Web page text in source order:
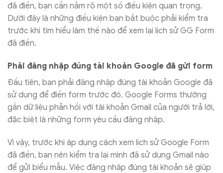
đã điền, bạn cần nắm rõ một số điều kiện quan trọng.
Dưới đây là những điều kiện bạn bắt buộc phải kiểm tra
trước khi tìm hiểu làm thế nào để xem lại lịch sử GG Form
đã điền.
Phải đăng nhập đúng tài khoản Google đã gửi form
Đầu tiên, bạn phải đăng nhập đúng tài khoản Google đã
sử dụng để điền form trước đó. Google Forms thường
gắn dữ liệu phản hồi với tài khoản Gmail của người trả lời,
đặc biệt là những form yêu cầu đăng nhập.
Vì vậy, trước khi áp dụng cách xem lịch sử Google Form
đã điền, bạn nên kiểm tra lại mình đã sử dụng Gmail nào
để gửi biểu mẫu. Việc đăng nhập đúng tài khoản sẽ giúp